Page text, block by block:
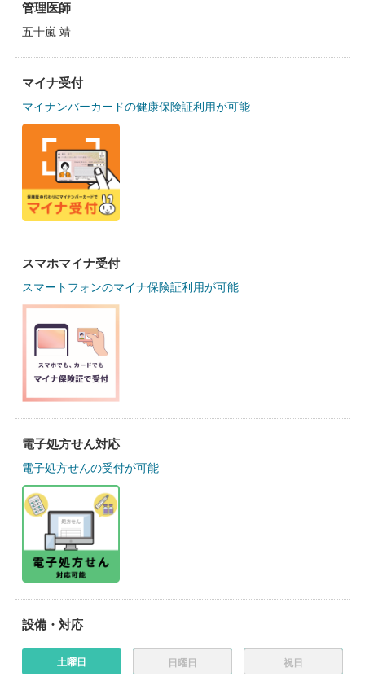
管理医師
五十嵐 靖
マイナ受付
マイナンバーカードの健康保険証利用が可能
スマホマイナ受付
スマートフォンのマイナ保険証利用が可能
電子処方せん対応
電子処方せんの受付が可能
設備・対応
土曜日 日曜日 祝日